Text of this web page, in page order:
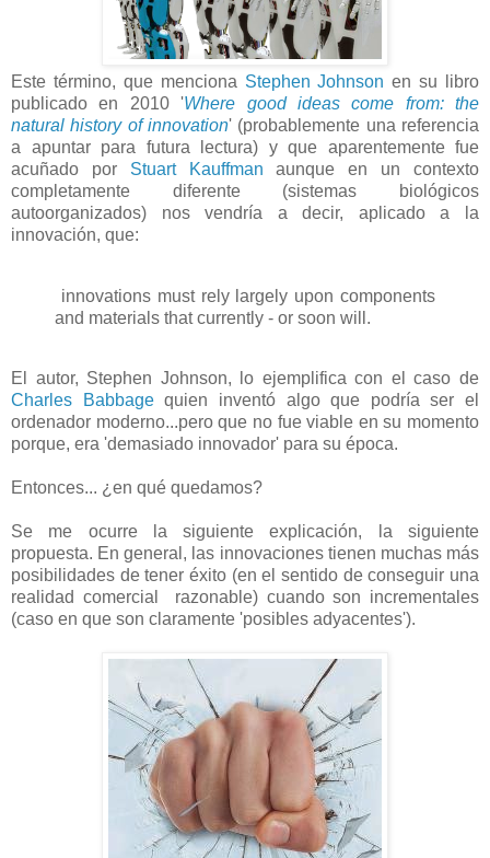
Este término, que menciona Stephen Johnson en su libro
publicado en 2010 'Where good ideas come from: the
natural history of innovation' (probablemente una referencia
a apuntar para futura lectura) y que aparentemente fue
acuñado por Stuart Kauffman aunque en un contexto
completamente diferente (sistemas biológicos
autoorganizados) nos vendría a decir, aplicado a la
innovación, que:
innovations must rely largely upon components
and materials that currently - or soon will.
El autor, Stephen Johnson, lo ejemplifica con el caso de
Charles Babbagequien inventó algo que podría ser el
ordenador moderno...pero que no fue viable en su momento
porque, era 'demasiado innovador' para su época.
Entonces... ¿en qué quedamos?
Se me ocurre la siguiente explicación, la siguiente
propuesta. En general, las innovaciones tienen muchas más
posibilidades de tener éxito (en el sentido de conseguir una
realidad comercial razonable) cuando son incrementales
(caso en que son claramente 'posibles adyacentes').